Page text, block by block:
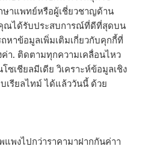
าแพทย์หรือผู้เชี่ยวชาญด้าน
คุณได้รับประสบการณ์ที่ดีที่สุดบน
หาข้อมูลเพิ่มเติมเกี่ยวกับคุกกี้ที่
ค่า. ติดตามทุกความเคลื่อนไหว
เชียลมีเดีย วิเคราะห์ข้อมูลเชิง
เรียลไทม์ ได้แล้ววันนี้ ด้วย
พงไปกว่าราคามาฝากกันค่าา